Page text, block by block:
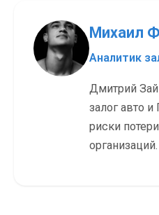
Михаил
Аналитик
Дмитрий
залог авто
риски
организаций.